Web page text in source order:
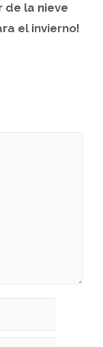
de la nieve
el invierno!